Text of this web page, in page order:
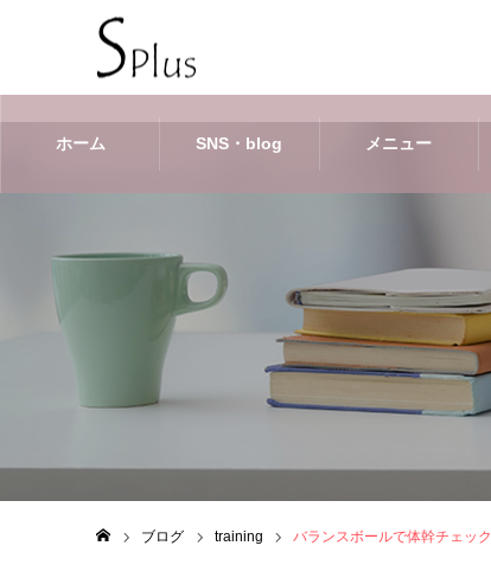
ホーム SNS・blog メニュー
ブログ training バランスボールで体幹チェック